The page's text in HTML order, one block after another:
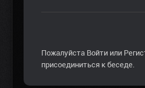
Пожалуйста Войти или
присоединиться к беседе.